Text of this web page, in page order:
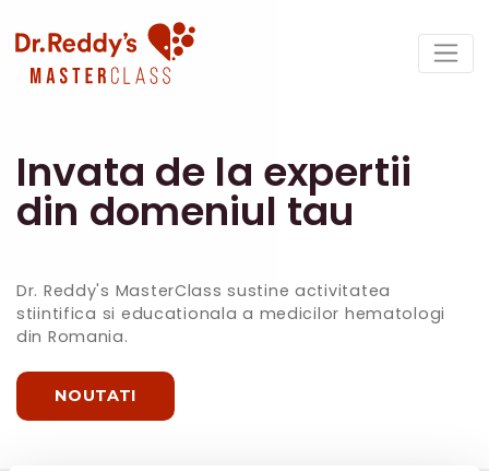
Invata de la expertii
din domeniul tau
Dr. Reddy's MasterClass sustine activitatea
stiintifica si educationala a medicilor hematologi
din Romania.
NOUTATI